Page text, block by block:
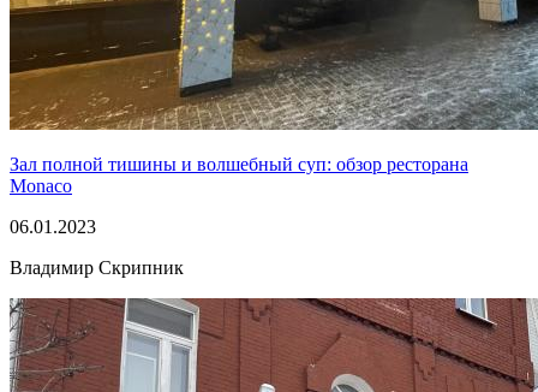
Зал полной тишины и волшебный суп: обзор ресторана
Monaco
06.01.2023
Владимир Скрипник